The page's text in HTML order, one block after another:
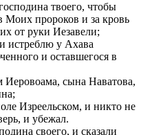
твоего, чтобы
Моих пророков и за кровь
от руки Иезавели;
истреблю у Ахава
и оставшегося в
сына Наватова,
Изреельском, и никто не
и убежал.
своего, и сказали